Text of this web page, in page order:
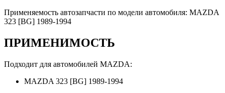
Применяемость автозапчасти по модели автомобиля: MAZDA
323 [BG] 1989-1994
ПРИМЕНИМОСТЬ
Подходит для автомобилей MAZDA:
MAZDA 323 [BG] 1989-1994